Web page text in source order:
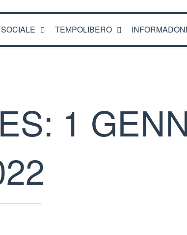
SOCIALE TEMPOLIBERO
1